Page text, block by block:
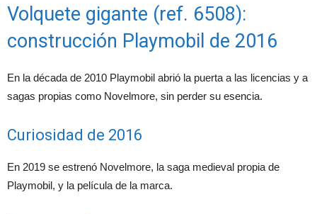
Volquete gigante (ref. 6508):
construcción Playmobil de 2016
En la década de 2010 Playmobil abrió la puerta a las licencias y a
sagas propias como Novelmore, sin perder su esencia.
Curiosidad de 2016
En 2019 se estrenó Novelmore, la saga medieval propia de
Playmobil, y la película de la marca.